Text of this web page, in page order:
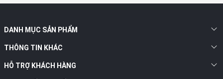
DANH MỤC SẢN PHẨM
THÔNG TIN KHÁC
HỖ TRỢ KHÁCH HÀNG